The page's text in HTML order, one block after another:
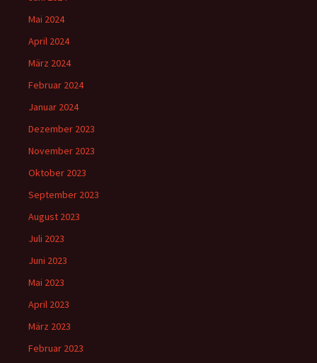
Mai 2024
April 2024
März 2024
Februar 2024
Januar 2024
Dezember 2023
November 2023
Oktober 2023
September 2023
August 2023
Juli 2023
Juni 2023
Mai 2023
April 2023
März 2023
Februar 2023